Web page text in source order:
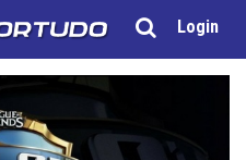
Login